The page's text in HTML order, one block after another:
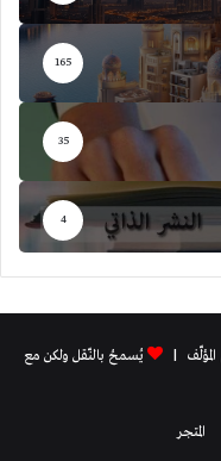
165
35
4
يُسمحُ بالنّقل ولكن مع
المتجر